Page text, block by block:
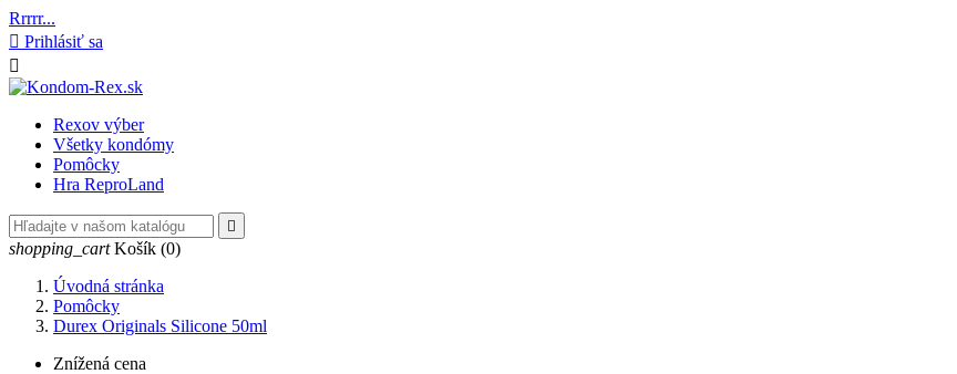
Rrrrr...
 Prihlásiť sa

Rexov výber
Všetky kondómy
Pomôcky
Hra ReproLand

shopping_cart Košík (0)
Úvodná stránka
Pomôcky
Durex Originals Silicone 50ml
Znížená cena